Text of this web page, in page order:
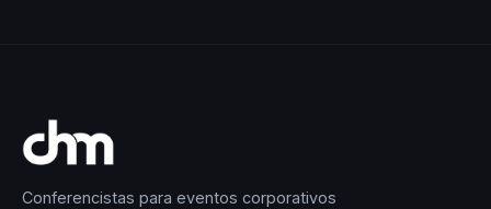
Conferencistas para eventos corporativos